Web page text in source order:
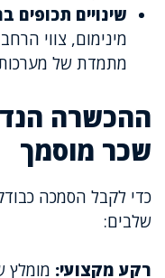
שינויים תכופים
מינימום, צווי
מתמדת של
ההכשרה
שכר מוסמך
כדי לקבל הסמכה
שלבים:
רקע מקצועי: מומלץ